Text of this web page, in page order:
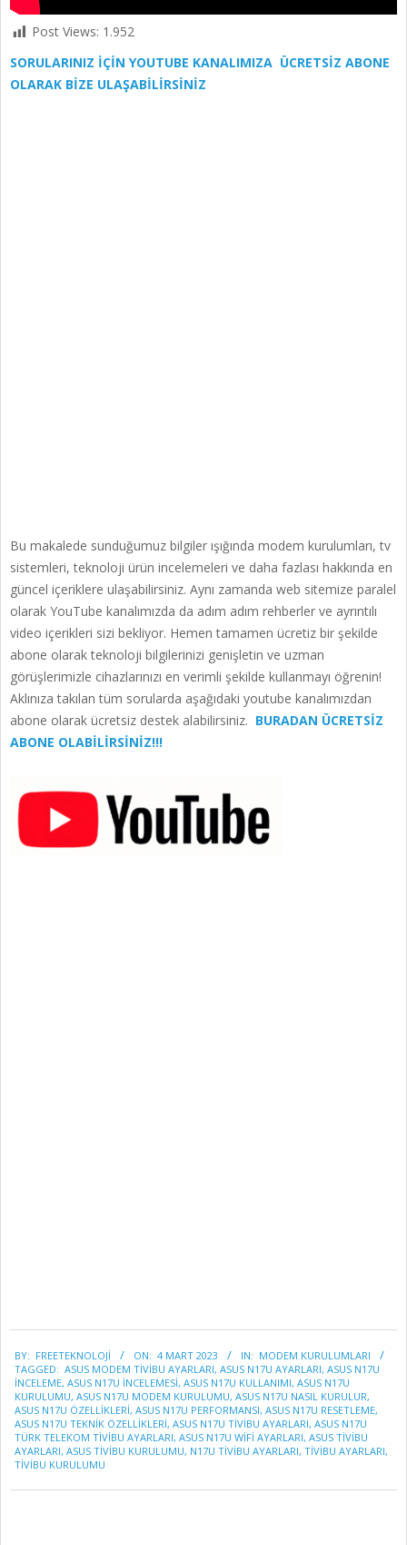
Post Views: 1.952
SORULARINIZ İÇİN YOUTUBE KANALIMIZA ÜCRETSİZ ABONE
OLARAK BİZE ULAŞABİLİRSİNİZ
Bu makalede sunduğumuz bilgiler ışığında modem kurulumları, tv
sistemleri, teknoloji ürün incelemeleri ve daha fazlası hakkında en
güncel içeriklere ulaşabilirsiniz. Aynı zamanda web sitemize paralel
olarak YouTube kanalımızda da adım adım rehberler ve ayrıntılı
video içerikleri sizi bekliyor. Hemen tamamen ücretiz bir şekilde
abone olarak teknoloji bilgilerinizi genişletin ve uzman
görüşlerimizle cihazlarınızı en verimli şekilde kullanmayı öğrenin!
Aklınıza takılan tüm sorularda aşağıdaki youtube kanalımızdan
abone olarak ücretsiz destek alabilirsiniz. BURADAN ÜCRETSİZ
ABONE OLABİLİRSİNİZ!!!
03-
04
BY: FREETEKNOLOJI ON: 4 MART 2023 IN: MODEM KURULUMLARI
TAGGED: ASUS MODEM TIVIBU AYARLARI, ASUS N17U AYARLARI, ASUS N17U
INCELEME, ASUS N17U INCELEMESI, ASUS N17U KULLANIMI, ASUS N17U
KURULUMU, ASUS N17U MODEM KURULUMU, ASUS N17U NASIL KURULUR,
ASUS N17U ÖZELLIKLERI, ASUS N17U PERFORMANSI, ASUS N17U RESETLEME,
ASUS N17U TEKNIK ÖZELLIKLERI, ASUS N17U TIVIBU AYARLARI, ASUS N17U
TÜRK TELEKOM TİVİBU AYARLARI, ASUS N17U WIFI AYARLARI, ASUS TIVIBU
AYARLARI, ASUS TIVIBU KURULUMU, N17U TIVIBU AYARLARI, TIVIBU AYARLARI,
TIVIBU KURULUMU